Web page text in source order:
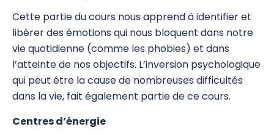
Kinésiologie
Touch For Health
Wellness Kinesiology/Stress Release
Cette partie du cours nous apprend à identifier et
libérer des émotions qui nous bloquent dans notre
vie quotidienne (comme les phobies) et dans
l’atteinte de nos objectifs. L’inversion psychologique
qui peut être la cause de nombreuses difficultés
dans la vie, fait également partie de ce cours.
Centres d’énergie